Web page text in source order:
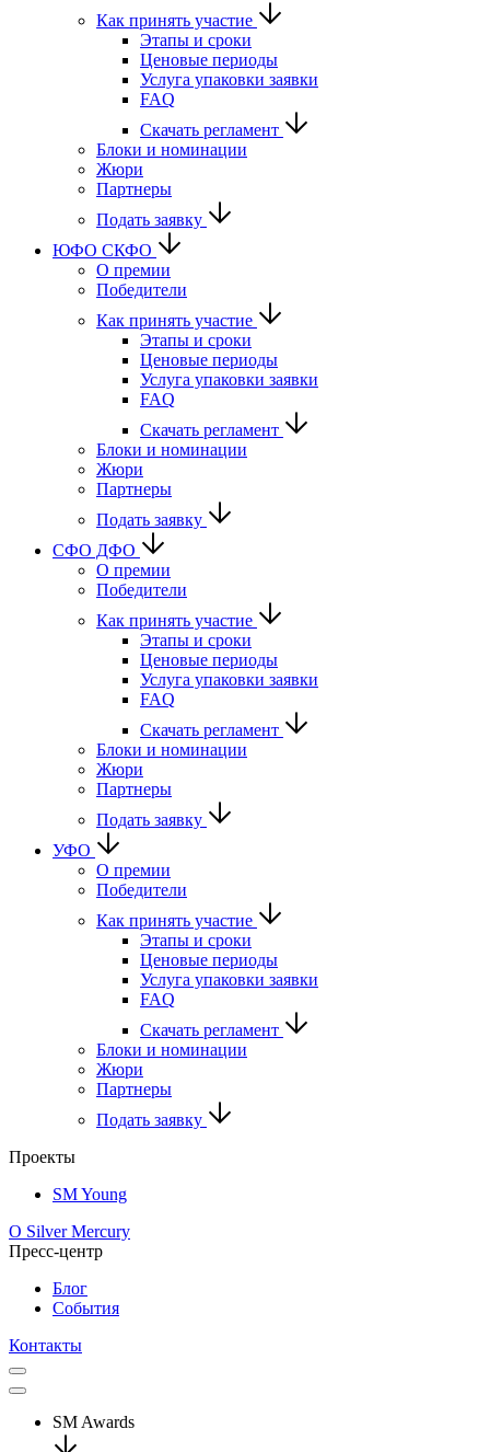
Как принять участие
Этапы и сроки
Ценовые периоды
Услуга упаковки заявки
FAQ
Скачать регламент
Блоки и номинации
Жюри
Партнеры
Подать заявку
ЮФО СКФО
О премии
Победители
Как принять участие
Этапы и сроки
Ценовые периоды
Услуга упаковки заявки
FAQ
Скачать регламент
Блоки и номинации
Жюри
Партнеры
Подать заявку
CФО ДФО
О премии
Победители
Как принять участие
Этапы и сроки
Ценовые периоды
Услуга упаковки заявки
FAQ
Скачать регламент
Блоки и номинации
Жюри
Партнеры
Подать заявку
УФО
О премии
Победители
Как принять участие
Этапы и сроки
Ценовые периоды
Услуга упаковки заявки
FAQ
Скачать регламент
Блоки и номинации
Жюри
Партнеры
Подать заявку
Проекты
SM Young
О Silver Mercury
Пресс-центр
Блог
События
Контакты
SM Awards